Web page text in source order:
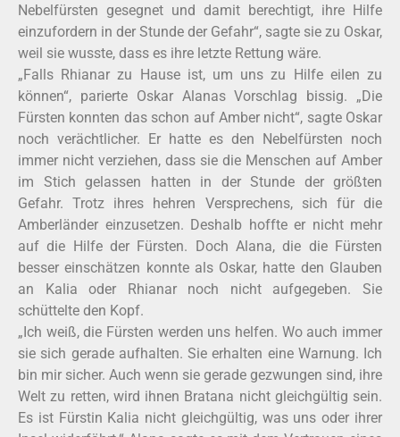
Nebelfürsten gesegnet und damit berechtigt, ihre Hilfe
einzufordern in der Stunde der Gefahr“, sagte sie zu Oskar,
weil sie wusste, dass es ihre letzte Rettung wäre.
„Falls Rhianar zu Hause ist, um uns zu Hilfe eilen zu
können“, parierte Oskar Alanas Vorschlag bissig. „Die
Fürsten konnten das schon auf Amber nicht“, sagte Oskar
noch verächtlicher. Er hatte es den Nebelfürsten noch
immer nicht verziehen, dass sie die Menschen auf Amber
im Stich gelassen hatten in der Stunde der größten
Gefahr. Trotz ihres hehren Versprechens, sich für die
Amberländer einzusetzen. Deshalb hoffte er nicht mehr
auf die Hilfe der Fürsten. Doch Alana, die die Fürsten
besser einschätzen konnte als Oskar, hatte den Glauben
an Kalia oder Rhianar noch nicht aufgegeben. Sie
schüttelte den Kopf.
„Ich weiß, die Fürsten werden uns helfen. Wo auch immer
sie sich gerade aufhalten. Sie erhalten eine Warnung. Ich
bin mir sicher. Auch wenn sie gerade gezwungen sind, ihre
Welt zu retten, wird ihnen Bratana nicht gleichgültig sein.
Es ist Fürstin Kalia nicht gleichgültig, was uns oder ihrer